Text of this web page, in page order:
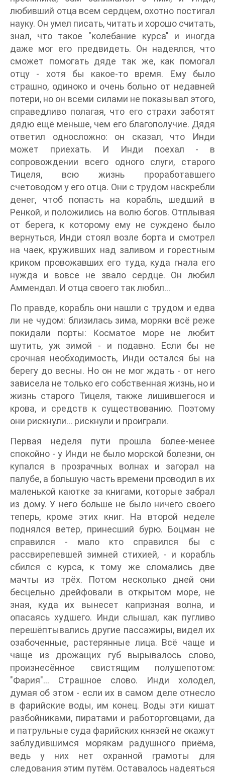
любивший отца всем сердцем, охотно постигал
науку. Он умел писать, читать и хорошо считать,
знал, что такое "колебание курса" и иногда
даже мог его предвидеть. Он надеялся, что
сможет помогать дяде так же, как помогал
отцу - хотя бы какое-то время. Ему было
страшно, одиноко и очень больно от недавней
потери, но он всеми силами не показывал этого,
справедливо полагая, что его страхи заботят
дядю ещё меньше, чем его благополучие. Дядя
ответил односложно: он сказал, что Инди
может приехать. И Инди поехал - в
сопровождении всего одного слуги, старого
Тицеля, всю жизнь проработавшего
счетоводом у его отца. Они с трудом наскребли
денег, чтоб попасть на корабль, шедший в
Ренкой, и положились на волю богов. Отплывая
от берега, к которому ему не суждено было
вернуться, Инди стоял возле борта и смотрел
на чаек, круживших над заливом и горестным
криком провожавших его туда, куда гнала его
нужда и вовсе не звало сердце. Он любил
Аммендал. И отца своего так любил...
По правде, корабль они нашли с трудом и едва
ли не чудом: близилась зима, моряки всё реже
покидали порты: Косматое море не любит
шутить, уж зимой - и подавно. Если бы не
срочная необходимость, Инди остался бы на
берегу до весны. Но он не мог ждать - от него
зависела не только его собственная жизнь, но и
жизнь старого Тицеля, также лишившегося и
крова, и средств к существованию. Поэтому
они рискнули... рискнули и проиграли.
Первая неделя пути прошла более-менее
спокойно - у Инди не было морской болезни, он
купался в прозрачных волнах и загорал на
палубе, а большую часть времени проводил в их
маленькой каютке за книгами, которые забрал
из дому. У него больше не было ничего своего
теперь, кроме этих книг. На второй неделе
поднялся ветер, принесший бурю. Боцман не
справился - мало кто справился бы с
рассвирепевшей зимней стихией, - и корабль
сбился с курса, к тому же сломались две
мачты из трёх. Потом несколько дней они
бесцельно дрейфовали в открытом море, не
зная, куда их вынесет капризная волна, и
опасаясь худшего. Инди слышал, как пугливо
перешёптывались другие пассажиры, видел их
озабоченные, растерянные лица. Всё чаще и
чаще из дрожащих губ вырывалось слово,
произнесённое свистящим полушепотом:
"Фария"... Страшное слово. Инди холодел,
думая об этом - если их в самом деле отнесло
в фарийские воды, им конец. Воды эти кишат
разбойниками, пиратами и работорговцами, да
и патрульные суда фарийских князей не окажут
заблудившимся морякам радушного приёма,
ведь у них нет охранной грамоты для
следования этим путём. Оставалось надеяться